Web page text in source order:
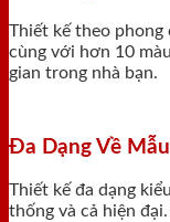
Thiết kế theo phong
cùng với hơn 10
gian trong nhà bạn.
Đa Dạng Về
Thiết kế đa dạng
thống và cả hiện